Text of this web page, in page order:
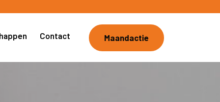
Contact Maandactie